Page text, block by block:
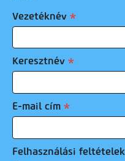
Vezetéknév
Keresztnév
E-mail cím
Felhasználási feltételek